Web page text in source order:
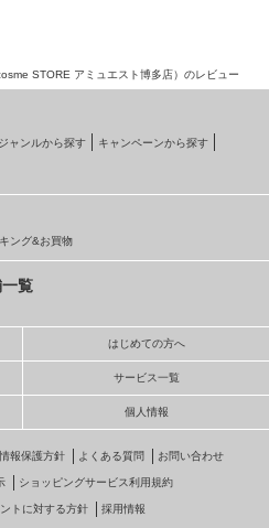
STORE アミュエスト博多店）のレビュー
ジャンルから探す キャンペーンから探す
ング&お買物
覧
はじめての方へ
サービス一覧
個人情報
報保護方針 よくある質問 お問い合わせ
ショッピングサービス利用規約
トに対する方針 採用情報